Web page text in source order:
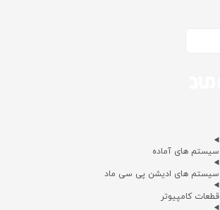
سیستم های آماده
سیستم های ادیشن پی سی ماد
قطعات کامپیوتر